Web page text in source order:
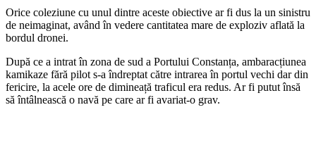
Orice coleziune cu unul dintre aceste obiective ar fi dus la un sinistru
de neimaginat, având în vedere cantitatea mare de exploziv aflată la
bordul dronei.
După ce a intrat în zona de sud a Portului Constanța, ambaracțiunea
kamikaze fără pilot s-a îndreptat către intrarea în portul vechi dar din
fericire, la acele ore de dimineață traficul era redus. Ar fi putut însă
să întâlnească o navă pe care ar fi avariat-o grav.